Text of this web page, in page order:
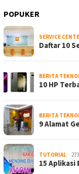
POPUKER
SERVICE
Daftar 10
BERITA
10 HP
BERITA
9 Alamat
TUTORIAL
15 Aplikasi